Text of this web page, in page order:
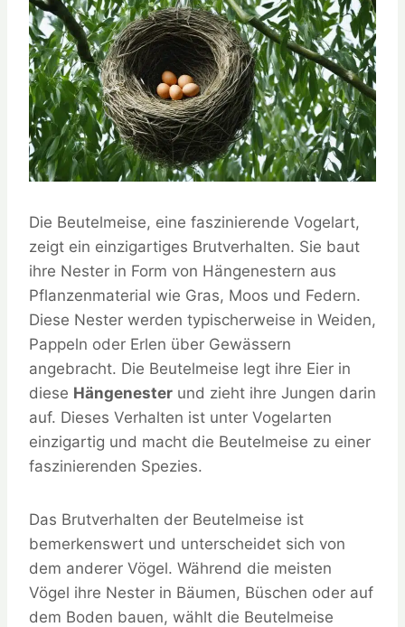
Die Beutelmeise, eine faszinierende Vogelart,
zeigt ein einzigartiges Brutverhalten. Sie baut
ihre Nester in Form von Hängenestern aus
Pflanzenmaterial wie Gras, Moos und Federn.
Diese Nester werden typischerweise in Weiden,
Pappeln oder Erlen über Gewässern
angebracht. Die Beutelmeise legt ihre Eier in
diese Hängenester und zieht ihre Jungen darin
auf. Dieses Verhalten ist unter Vogelarten
einzigartig und macht die Beutelmeise zu einer
faszinierenden Spezies.
Das Brutverhalten der Beutelmeise ist
bemerkenswert und unterscheidet sich von
dem anderer Vögel. Während die meisten
Vögel ihre Nester in Bäumen, Büschen oder auf
dem Boden bauen, wählt die Beutelmeise